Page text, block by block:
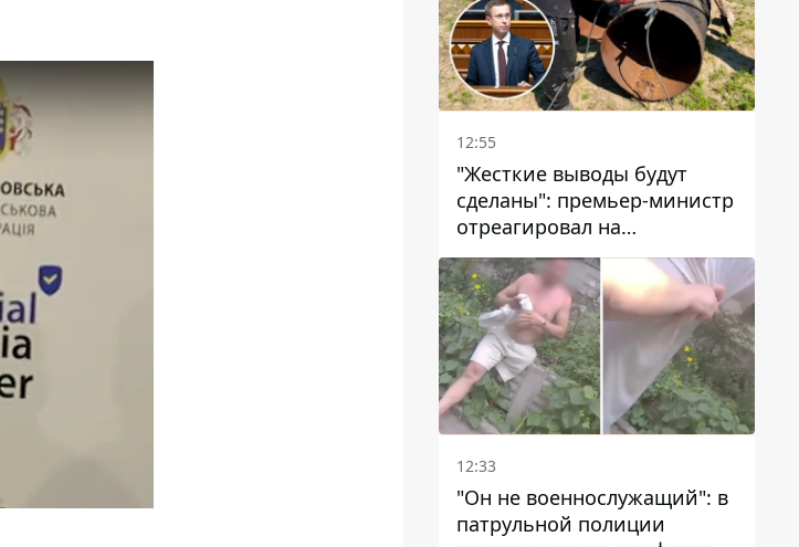
12:55
"Жесткие выводы будут
сделаны": премьер-министр
отреагировал на
несколькодневное
отсутствие воды в Марганце
12:33
"Он не военнослужащий": в
патрульной полиции